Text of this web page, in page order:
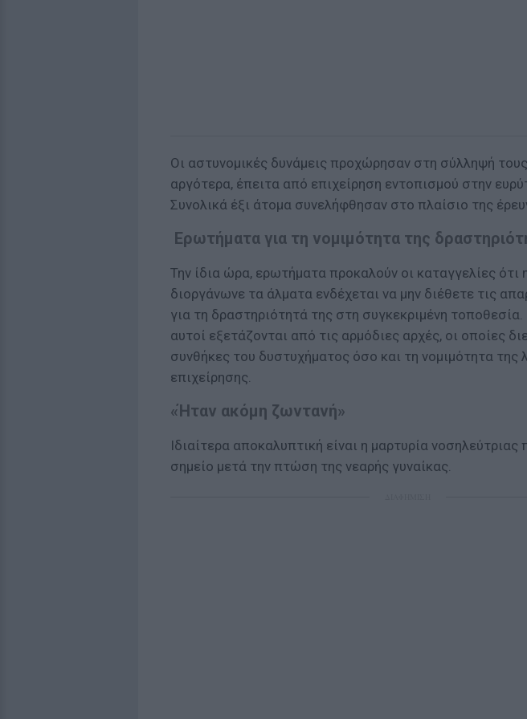
Οι αστυνομικές δυνάμεις προχώρησαν στη σύλληψή
αργότερα, έπειτα από επιχείρηση εντοπισμού στην
Συνολικά έξι άτομα συνελήφθησαν στο πλαίσιο της
Ερωτήματα για τη νομιμότητα της
Την ίδια ώρα, ερωτήματα προκαλούν οι καταγγελίες ότι
διοργάνωνε τα άλματα ενδέχεται να μην διέθετε τις
για τη δραστηριότητά της στη συγκεκριμένη τοποθεσία.
αυτοί εξετάζονται από τις αρμόδιες αρχές, οι οποίες
συνθήκες του δυστυχήματος όσο και τη νομιμότητα της
επιχείρησης.
«Ήταν ακόμη ζωντανή»
Ιδιαίτερα αποκαλυπτική είναι η μαρτυρία
σημείο μετά την πτώση της νεαρής γυναίκας.